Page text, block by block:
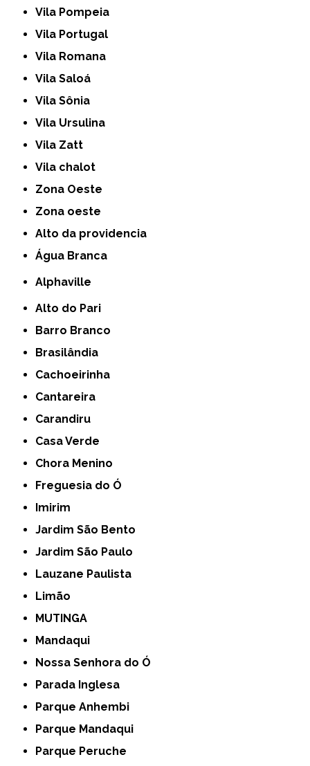
Vila Pompeia
Vila Portugal
Vila Romana
Vila Saloá
Vila Sônia
Vila Ursulina
Vila Zatt
Vila chalot
Zona Oeste
Zona oeste
alto da providencia
Água Branca
Alphaville
Alto do Pari
Barro Branco
Brasilândia
Cachoeirinha
Cantareira
Carandiru
Casa Verde
Chora Menino
Freguesia do Ó
Imirim
Jardim São Bento
Jardim São Paulo
Lauzane Paulista
Limão
MUTINGA
Mandaqui
Nossa Senhora do Ó
Parada Inglesa
Parque Anhembi
Parque Mandaqui
Parque Peruche